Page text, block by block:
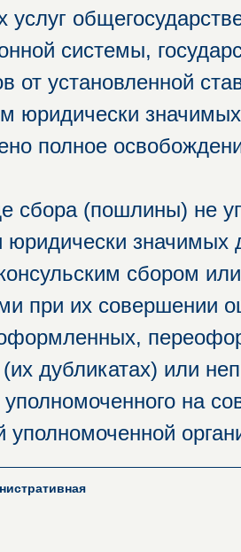
услуг
системы,
от установленной
юридически
полное
сбора (пошлины) не
юридически
сбором
при их совершении
дубликатах) или
на
уполномоченной